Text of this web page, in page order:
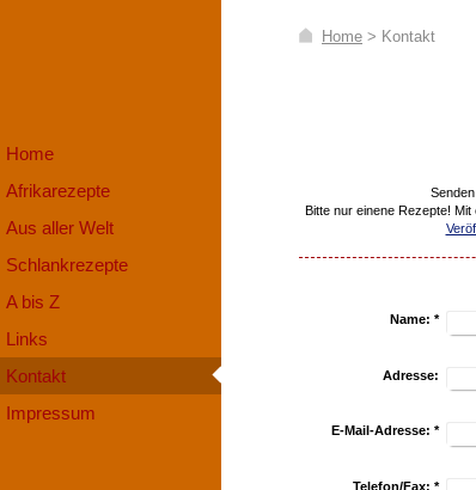
Home
Afrikarezepte
Aus aller Welt
Schlankrezepte
A bis Z
Links
Kontakt
Impressum
Home > Kontakt
Bitte nur einene Rezepte!
Name: *
Adresse:
E-Mail-Adresse: *
Telefon/Fax: *